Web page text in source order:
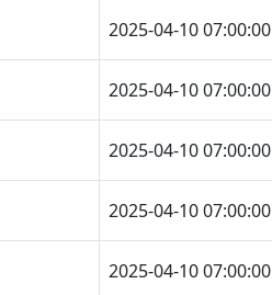
2025-04-10 07:00:00
2025-04-10 07:00:00
2025-04-10 07:00:00
2025-04-10 07:00:00
2025-04-10 07:00:00